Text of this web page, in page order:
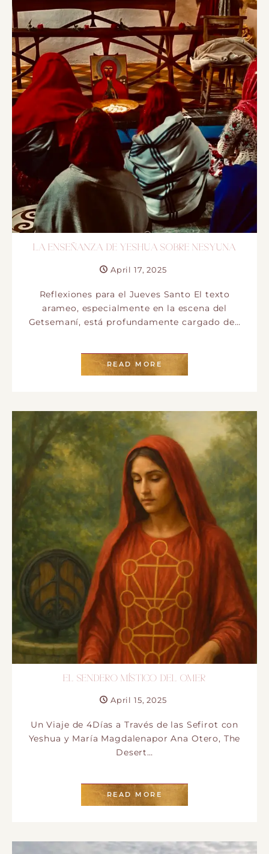
LA ENSEÑANZA DE YESHUA SOBRE NESYUNA
April 17, 2025
Reflexiones para el Jueves Santo El texto
arameo, especialmente en la escena del
Getsemaní, está profundamente cargado de…
READ MORE
EL SENDERO MÍSTICO DEL OMER
April 15, 2025
Un Viaje de 4Días a Través de las Sefirot con
Yeshua y María Magdalenapor Ana Otero, The
Desert…
READ MORE